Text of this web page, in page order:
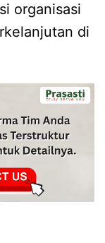
organisasi
di